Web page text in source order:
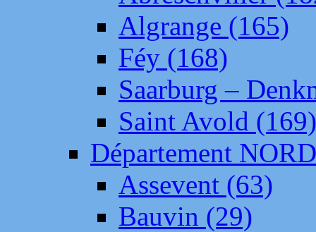
Algrange (165)
Féy (168)
Saarburg –
Saint Avold (169)
Département NORD
Assevent (63)
Bauvin (29)